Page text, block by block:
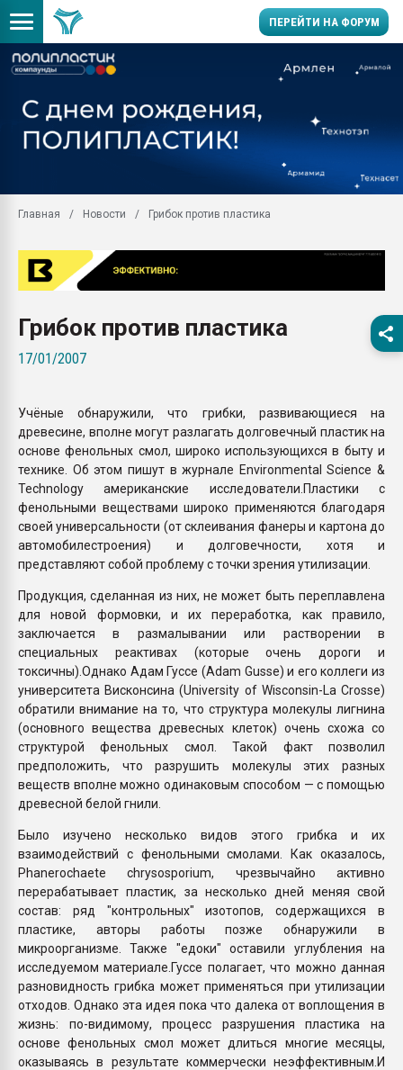
ПЕРЕЙТИ НА ФОРУМ
заводу пластмасс"
Вакуум-формовочные
первый план в
Всё, что касается
бутылок
ПЕРЕЙТИ НА
Главная Новости Грибок против пластика
Грибок против пластика
17/01/2007
Учёные обнаружили, что грибки, развивающиеся на
древесине, вполне могут разлагать долговечный пластик на
основе фенольных смол, широко использующихся в быту и
технике. Об этом пишут в журнале Environmental Science &
Technology американские исследователи.Пластики с
фенольными веществами широко применяются благодаря
своей универсальности (от склеивания фанеры и картона до
автомобилестроения) и долговечности, хотя и
представляют собой проблему с точки зрения утилизации.
Продукция, сделанная из них, не может быть переплавлена
для новой формовки, и их переработка, как правило,
заключается в размалывании или растворении в
специальных реактивах (которые очень дороги и
токсичны).Однако Адам Гуссе (Adam Gusse) и его коллеги из
университета Висконсина (University of Wisconsin-La Crosse)
обратили внимание на то, что структура молекулы лигнина
(основного вещества древесных клеток) очень схожа со
структурой фенольных смол. Такой факт позволил
предположить, что разрушить молекулы этих разных
веществ вполне можно одинаковым способом — с помощью
древесной белой гнили.
Было изучено несколько видов этого грибка и их
взаимодействий с фенольными смолами. Как оказалось,
Phanerochaete chrysosporium, чрезвычайно активно
перерабатывает пластик, за несколько дней меняя свой
состав: ряд "контрольных" изотопов, содержащихся в
пластике, авторы работы позже обнаружили в
микроорганизме. Также "едоки" оставили углубления на
исследуемом материале.Гуссе полагает, что можно данная
разновидность грибка может применяться при утилизации
отходов. Однако эта идея пока что далека от воплощения в
жизнь: по-видимому, процесс разрушения пластика на
основе фенольных смол может длиться многие месяцы,
оказываясь в результате коммерчески неэффективным.И